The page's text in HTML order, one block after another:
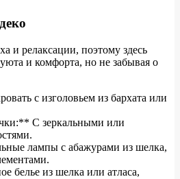
и релаксации, поэтому здесь
и комфорта, но не забывая о
с изголовьем из бархата или
С зеркальными или
лампы с абажурами из шелка,
белье из шелка или атласа,